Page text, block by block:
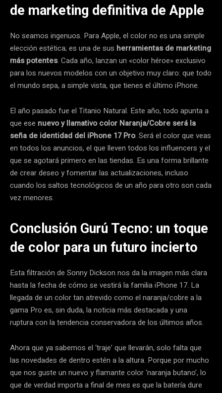
de marketing definitiva de Apple
No seamos ingenuos. Para Apple, el color no es una simple
elección estética; es una de sus herramientas de marketing
más potentes. Cada año, lanzan un «color héroe» exclusivo
para los nuevos modelos con un objetivo muy claro: que todo
el mundo sepa, a simple vista, que tienes el último iPhone.
El año pasado fue el Titanio Natural. Este año, todo apunta a
que ese nuevo y llamativo color Naranja/Cobre será la
seña de identidad del iPhone 17 Pro. Será el color que veas
en todos los anuncios, el que lleven todos los influencers y el
que se agotará primero en las tiendas. Es una forma brillante
de crear deseo y fomentar las actualizaciones, incluso
cuando los saltos tecnológicos de un año para otro son cada
vez menores.
Conclusión Gurú Tecno: un toque
de color para un futuro incierto
Esta filtración de Sonny Dickson nos da la imagen más clara
hasta la fecha de cómo se vestirá la familia iPhone 17. La
llegada de un color tan atrevido como el naranja/cobre a la
gama Pro es, sin duda, la noticia más destacada y una
ruptura con la tendencia conservadora de los últimos años.
Ahora que ya sabemos el ‘traje’ que llevarán, solo falta que
las novedades de dentro estén a la altura. Porque por mucho
que nos guste un nuevo y flamante color ‘naranja butano’, lo
que de verdad importa a final de mes es que la batería dure